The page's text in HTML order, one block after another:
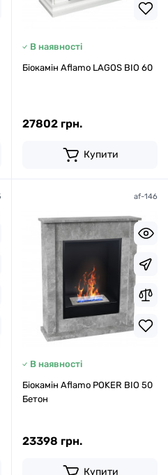
В наявності
Біокамін Aflamo LAGOS BIO 60
27802 грн.
Купити
af-146
В наявності
Біокамін Aflamo POKER BIO 50
Бетон
23398 грн.
Купити